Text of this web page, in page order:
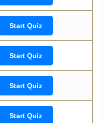
Start Quiz
Start Quiz
Start Quiz
Start Quiz